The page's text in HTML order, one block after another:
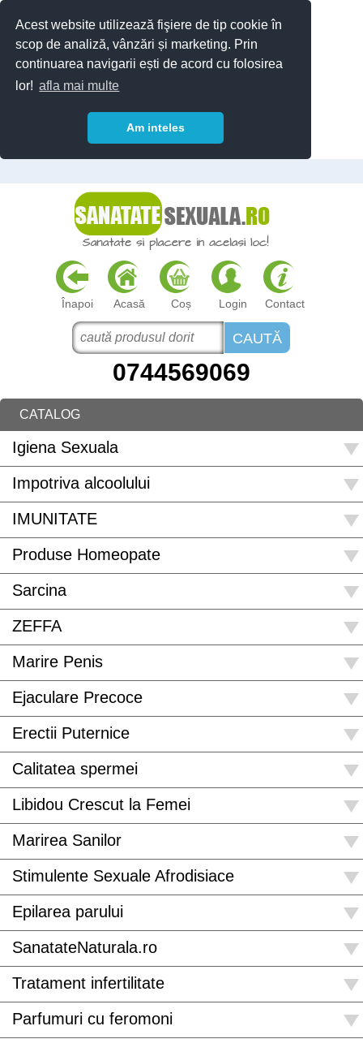
Acest website utilizează fişiere de tip cookie în
scop de analiză, vânzări și marketing. Prin
continuarea navigarii ești de acord cu folosirea
lor! afla mai multe
Am inteles
Înapoi Acasă Coș Login Contact
0744569069
CATALOG
Igiena Sexuala
Impotriva alcoolului
IMUNITATE
Produse Homeopate
Sarcina
ZEFFA
Marire Penis
Ejaculare Precoce
Erectii Puternice
Calitatea spermei
Libidou Crescut la Femei
Marirea Sanilor
Stimulente Sexuale Afrodisiace
Epilarea parului
SanatateNaturala.ro
Tratament infertilitate
Parfumuri cu feromoni